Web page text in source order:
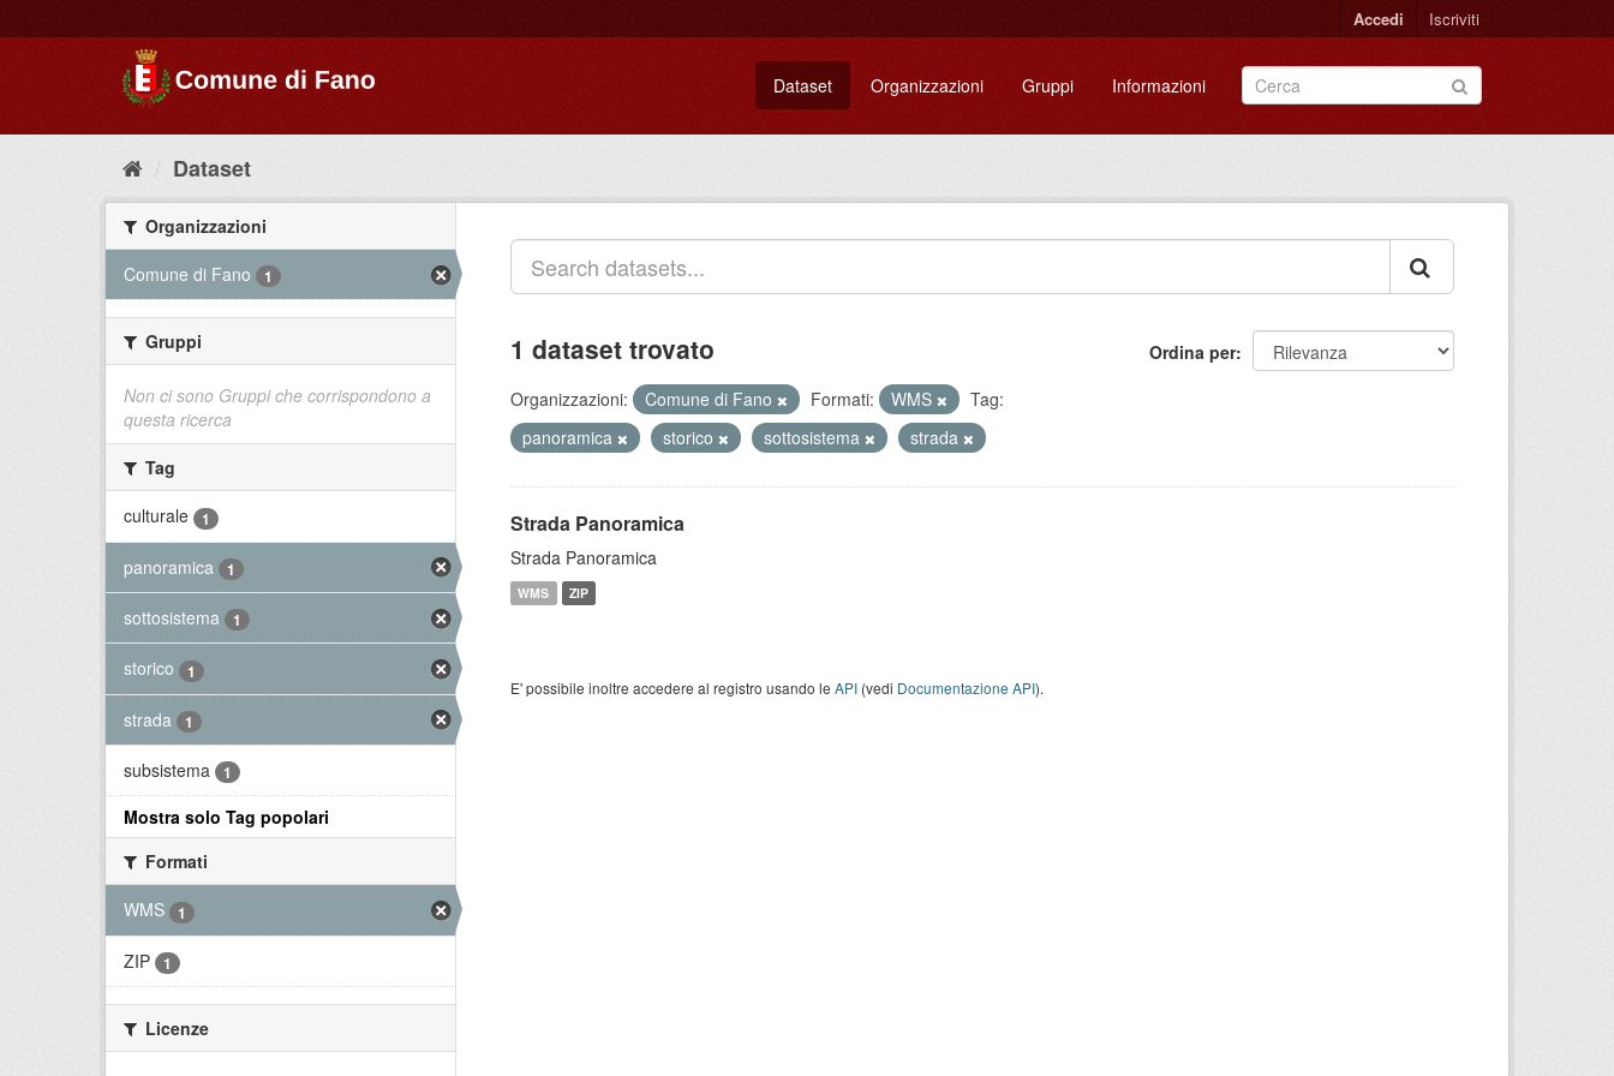
Accedi Iscriviti
Dataset Organizzazioni Gruppi Informazioni
Dataset
Organizzazioni
Comune di Fano
1
Gruppi
Non ci sono Gruppi che corrispondono a
questa ricerca
Tag
culturale
1
panoramica 1
sottosistema 1
storico 1
strada 1
subsistema 1
Mostra solo Tag popolari
Formati
WMS
1
ZIP 1
Licenze
Ordina per
1 dataset trovato
Organizzazioni: Comune di Fano Formati: WMS
Tag:
panoramica
storico sottosistema strada
Strada Panoramica
Strada Panoramica
WMS ZIP
E' possibile inoltre accedere al registro usando le API (vedi Documentazione API).